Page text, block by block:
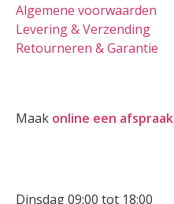
Algemene voorwaarden
Levering & Verzending
Retourneren & Garantie
Maak online een afspraak
Dinsdag 09:00 tot 18:00